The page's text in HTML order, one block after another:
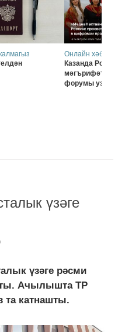
Онлайн хәбәрләр
Казанда Россия
форумы узачак
үзәге
үзәге рәсми
Ачылышта ТР
та катнашты.